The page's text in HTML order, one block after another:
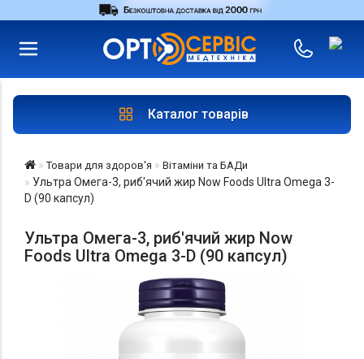
Магазини
UA Увійти
Каталог товарів
Товари для здоров'я Вітаміни та БАДи
Ультра Омега-3, риб'ячий жир Now Foods Ultra Omega 3-
D (90 капсул)
Ультра Омега-3, риб'ячий жир Now
Foods Ultra Omega 3-D (90 капсул)